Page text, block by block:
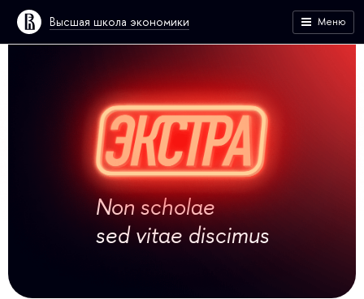
Высшая школа экономики Меню
Non scholae
sed vitae discimus